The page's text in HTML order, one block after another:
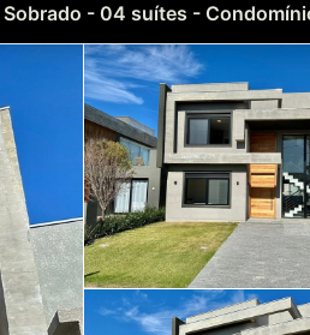
Sobrado - 04 suítes -